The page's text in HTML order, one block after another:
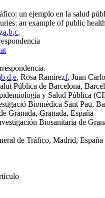
un ejemplo en la salud
an example of public health
a,b,c,
b,d,e, Rosa Ramírezf, Juan
Pública de Barcelona,
y Salud Pública
Biomèdica Sant Pau,
Granada, Granada, España
Biosanitaria de
de Tráfico, Madrid, España